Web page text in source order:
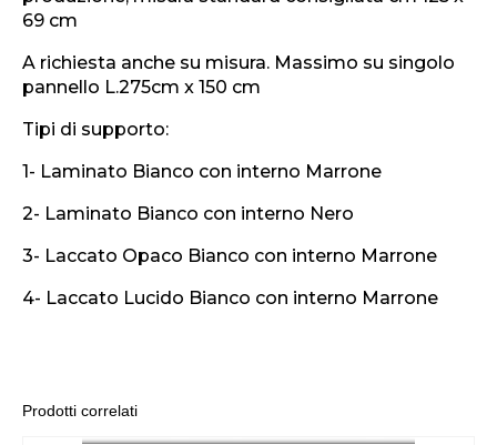
69 cm
A richiesta anche su misura. Massimo su singolo
pannello L.275cm x 150 cm
Tipi di supporto:
1- Laminato Bianco con interno Marrone
2- Laminato Bianco con interno Nero
3- Laccato Opaco Bianco con interno Marrone
4- Laccato Lucido Bianco con interno Marrone
Prodotti correlati